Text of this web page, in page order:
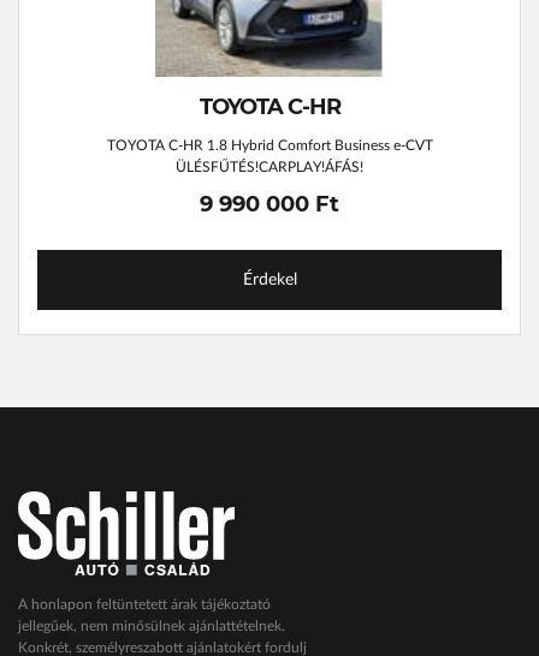
TOYOTA C-HR
TOYOTA C-HR 1.8 Hybrid Comfort Business e-CVT
ÜLÉSFŰTÉS!CARPLAY!ÁFÁS!
9 990 000 Ft
Érdekel
A honlapon feltüntetett árak tájékoztató
jellegűek, nem minősülnek ajánlattételnek.
Konkrét, személyreszabott ajánlatokért fordulj